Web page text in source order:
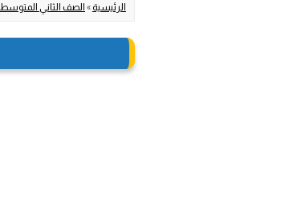
الرئيسية » الصف الثاني المتوسط